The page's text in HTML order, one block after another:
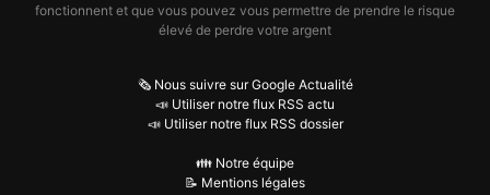
fonctionnent et que vous pouvez vous permettre de prendre le risque
élevé de perdre votre argent
🗞️ Nous suivre sur Google Actualité
📣 Utiliser notre flux RSS actu
📣 Utiliser notre flux RSS dossier
👪 Notre équipe
📝 Mentions légales